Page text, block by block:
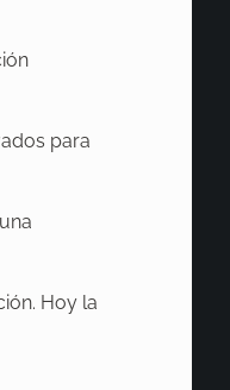
para
Hoy la